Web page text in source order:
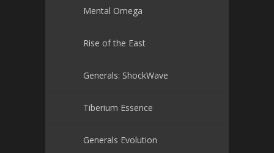
Mental Omega
Rise of the East
Generals: ShockWave
Tiberium Essence
Generals Evolution